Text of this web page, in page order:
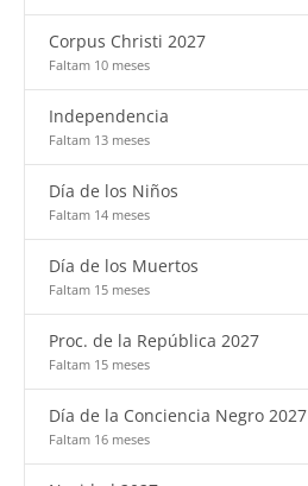
Corpus Christi 2027
Faltam 10 meses
Independencia
Faltam 13 meses
Día de los Niños
Faltam 14 meses
Día de los Muertos
Faltam 15 meses
Proc. de la República 2027
Faltam 15 meses
Día de la Conciencia Negro 2027
Faltam 16 meses